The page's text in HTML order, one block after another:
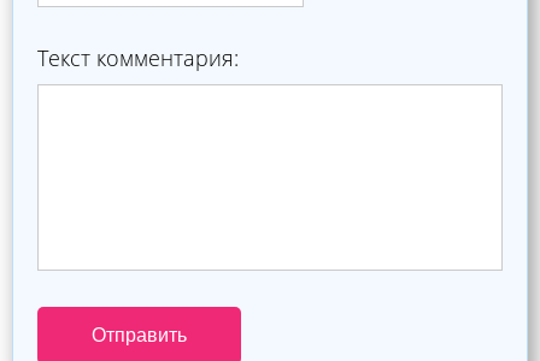
Текст комментария: